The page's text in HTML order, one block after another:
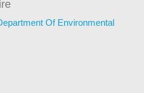
Of Environmental